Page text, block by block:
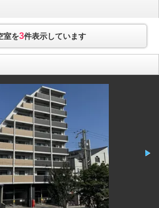
室を3件表示しています